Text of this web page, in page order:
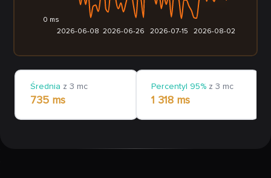
2026-06-08 2026-06-26 2026-07-15 2026-08-02
0 ms
Średnia z 3 mc
735 ms
Percentyl 95% z 3 mc
1 318 ms